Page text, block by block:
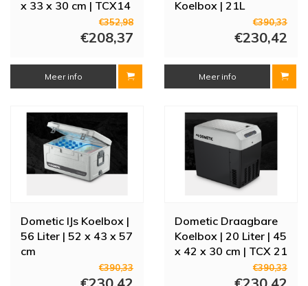
x 33 x 30 cm | TCX14
€352,98
€208,37
Meer info
Koelbox | 21L
€390,33
€230,42
Meer info
Dometic IJs Koelbox |
56 Liter | 52 x 43 x 57
cm
€390,33
Dometic Draagbare
Koelbox | 20 Liter | 45
x 42 x 30 cm | TCX 21
€390,33